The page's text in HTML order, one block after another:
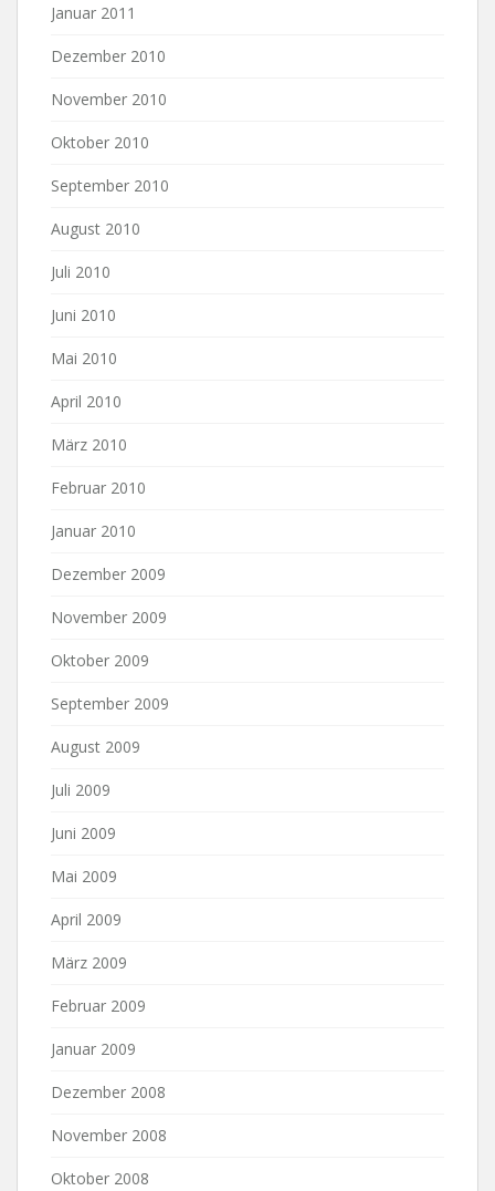
Januar 2011
Dezember 2010
November 2010
Oktober 2010
September 2010
August 2010
Juli 2010
Juni 2010
Mai 2010
April 2010
März 2010
Februar 2010
Januar 2010
Dezember 2009
November 2009
Oktober 2009
September 2009
August 2009
Juli 2009
Juni 2009
Mai 2009
April 2009
März 2009
Februar 2009
Januar 2009
Dezember 2008
November 2008
Oktober 2008